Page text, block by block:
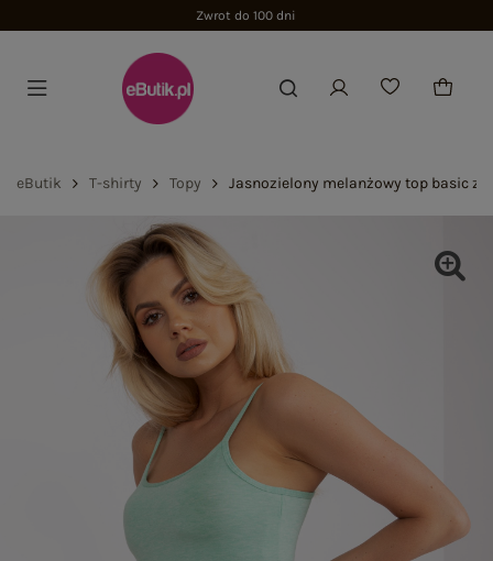
Zwrot do 100 dni
eButik T-shirty Topy Jasnozielony melanżowy top basic z